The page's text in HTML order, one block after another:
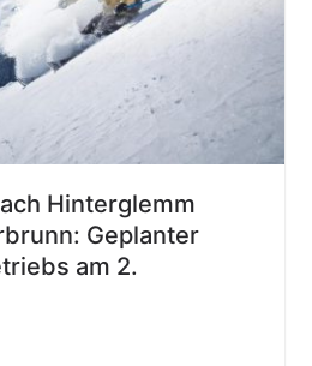
Hinterglemm
Geplanter
am 2.